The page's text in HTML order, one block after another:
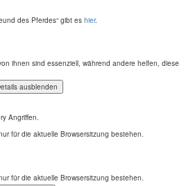
des Pferdes“ gibt es hier.
ihnen sind essenziell, während andere helfen, diese
ausblenden
Angriffen.
für die aktuelle Browsersitzung bestehen.
für die aktuelle Browsersitzung bestehen.